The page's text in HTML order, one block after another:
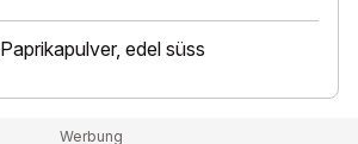
Paprikapulver, edel süss